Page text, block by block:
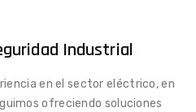
Industrial
en el sector eléctrico, en
ofreciendo soluciones